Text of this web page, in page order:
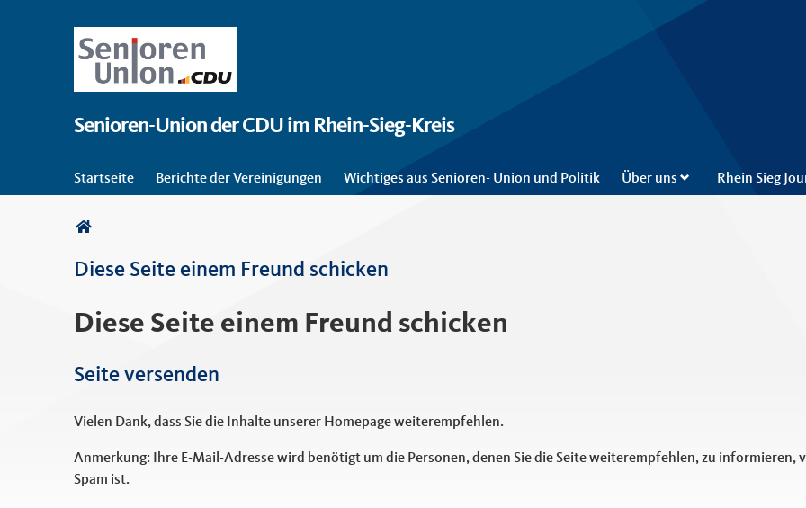
Senioren-Union der CDU im Rhein-Sieg-Kreis
Startseite Berichte der Vereinigungen Wichtiges aus Senioren- Union und Politik Über uns Rhein Sieg
Sie sind hier
Diese Seite einem Freund schicken
Diese Seite einem Freund schicken
Seite versenden
Vielen Dank, dass Sie die Inhalte unserer Homepage weiterempfehlen.
Anmerkung: Ihre E-Mail-Adresse wird benötigt um die Personen, denen Sie die Seite weiterempfehlen, zu informieren,
Spam ist.